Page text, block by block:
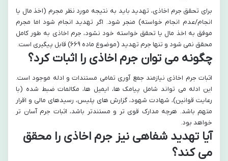
برای تحقق جرم اخاذی، تهدید باید به نتیجه مورد نظر مجرم (اخذ مال یا
انجام/عدم انجام خواسته) منجر شود. اگر تهدید انجام شود اما مجرم
موفق به اخذ مال یا تحقق خواسته خود نشود، جرم اخاذی به طور کامل
محقق نمی شود و تنها جرم تهدید (موضوع ماده ۶۶۹) قابل پیگیری است.
چگونه می توان جرم اخاذی را اثبات کرد؟
اثبات جرم اخاذی نیازمند جمع آوری تمامی مستندات و ادله موجود است.
این ادله می تواند شامل پیامک ها، ایمیل ها، مکالمات ضبط شده (با
رعایت قوانین)، شهادت شهود، گزارش های پلیس، رسیدهای مالی و اقرار
متهم باشد. هرچه مدارک قوی تر و مستندتر باشد، اثبات جرم آسان تر
خواهد بود.
آیا تهدید شفاهی نیز جرم اخاذی را محقق
می کند؟